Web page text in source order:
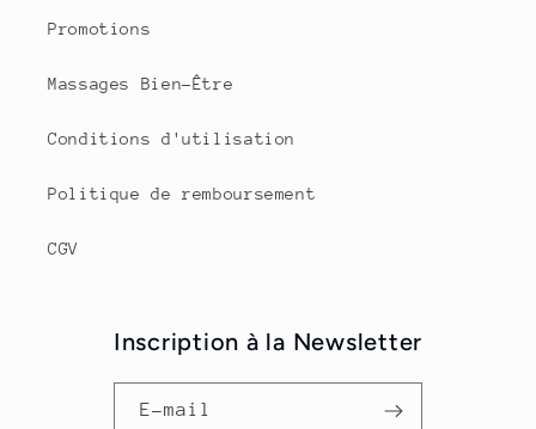
Promotions
Massages Bien-Être
Conditions d'utilisation
Politique de remboursement
CGV
Inscription à la Newsletter
E-mail